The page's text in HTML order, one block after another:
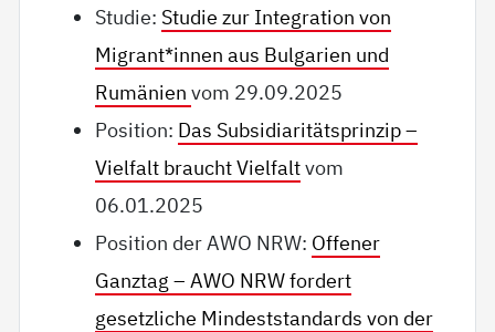
Studie: Studie zur Integration von
Migrant*innen aus Bulgarien und
Rumänienvom 29.09.2025
Position: Das Subsidiaritätsprinzip –
Vielfalt braucht Vielfaltvom
06.01.2025
Position der AWO NRW: Offener
Ganztag – AWO NRW fordert
gesetzliche Mindeststandards von der